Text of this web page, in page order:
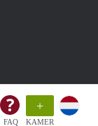
FAQ
+
KAMER